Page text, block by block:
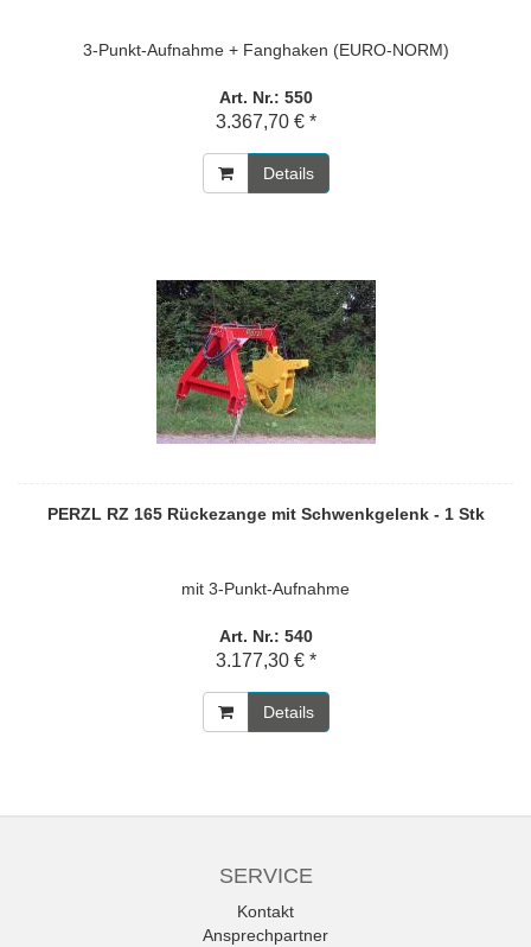
3-Punkt-Aufnahme + Fanghaken (EURO-NORM)
Art. Nr.: 550
3.367,70 € *
Details
PERZL RZ 165 Rückezange mit Schwenkgelenk - 1 Stk
mit 3-Punkt-Aufnahme
Art. Nr.: 540
3.177,30 € *
Details
SERVICE
Kontakt
Ansprechpartner